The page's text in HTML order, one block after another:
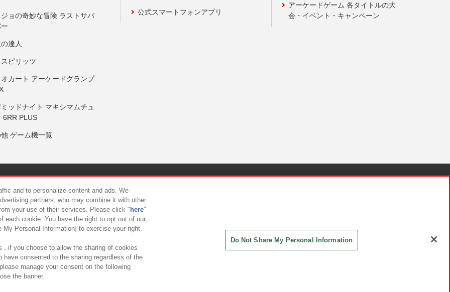
ョの奇妙な冒険 ラストサバ
達人
ピリッツ
カート アーケードグランプ
ッドナイト マキシマムチュ
6RR PLUS
ゲーム機一覧
公式スマートフォンアプリ
アーケードゲーム 各タイトルの大
会・イベント・キャンペーン
について カスタマーハラスメント対応方針
and to personalize content and ads. We
partners, who may combine it with other
your use of their services. Please click " here"
each cookie. You have the right to opt out of our
Personal Information] to exercise your right.
, if you choose to allow the sharing of cookies
have consented to the sharing regardless of the
manage your consent on the following
the banner.
Do Not Share My Personal Information